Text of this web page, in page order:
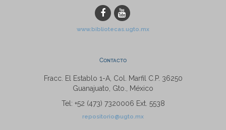
www.bibliotecas.ugto.mx
Contacto
Fracc. El Establo 1-A, Col. Marfil C.P. 36250
Guanajuato, Gto., México
Tel: +52 (473) 7320006 Ext. 5538
repositorio@ugto.mx